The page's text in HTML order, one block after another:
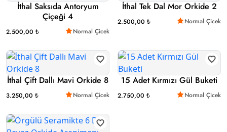
İthal Saksıda Antoryum
Çiçeği 4
2.500,00 ₺ Normal Çicek
İthal Tek Dal Mor Orkide 2
2.500,00 ₺ Normal Çicek
İthal Çift Dallı Mavi Orkide 8
3.250,00 ₺ Normal Çicek
15 Adet Kırmızı Gül Buketi
2.750,00 ₺ Normal Çicek